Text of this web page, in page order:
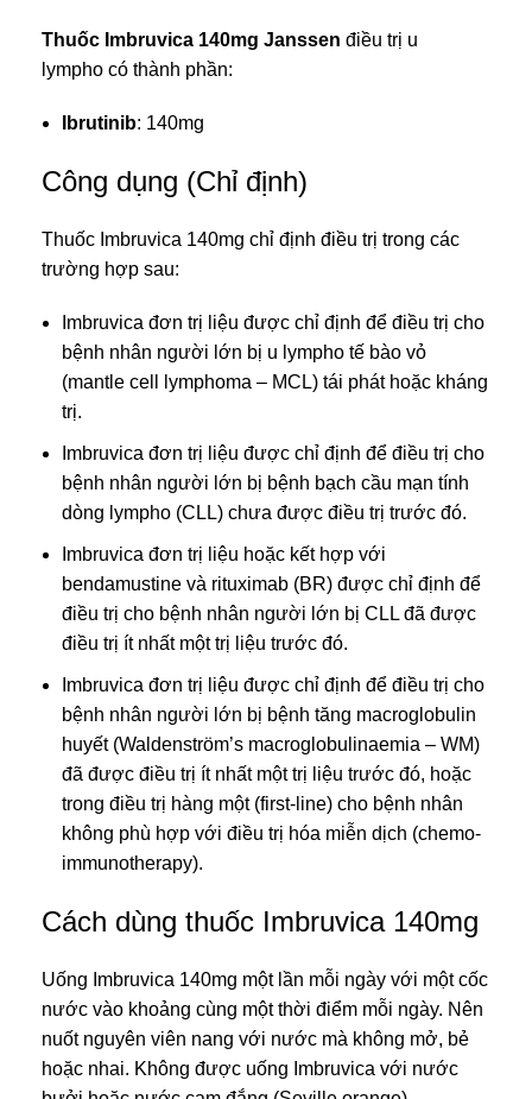
Thuốc Imbruvica 140mg Janssen điều trị u
lympho có thành phần:
Ibrutinib: 140mg
Công dụng (Chỉ định)
Thuốc Imbruvica 140mg chỉ định điều trị trong các
trường hợp sau:
Imbruvica đơn trị liệu được chỉ định để điều trị cho
bệnh nhân người lớn bị u lympho tế bào vỏ
(mantle cell lymphoma – MCL) tái phát hoặc kháng
trị.
Imbruvica đơn trị liệu được chỉ định để điều trị cho
bệnh nhân người lớn bị bệnh bạch cầu mạn tính
dòng lympho (CLL) chưa được điều trị trước đó.
Imbruvica đơn trị liệu hoặc kết hợp với
bendamustine và rituximab (BR) được chỉ định để
điều trị cho bệnh nhân người lớn bị CLL đã được
điều trị ít nhất một trị liệu trước đó.
Imbruvica đơn trị liệu được chỉ định để điều trị cho
bệnh nhân người lớn bị bệnh tăng macroglobulin
huyết (Waldenström’s macroglobulinaemia – WM)
đã được điều trị ít nhất một trị liệu trước đó, hoặc
trong điều trị hàng một (first-line) cho bệnh nhân
không phù hợp với điều trị hóa miễn dịch (chemo-
immunotherapy).
Cách dùng thuốc Imbruvica 140mg
Uống Imbruvica 140mg một lần mỗi ngày với một cốc
nước vào khoảng cùng một thời điểm mỗi ngày. Nên
nuốt nguyên viên nang với nước mà không mở, bẻ
hoặc nhai. Không được uống Imbruvica với nước